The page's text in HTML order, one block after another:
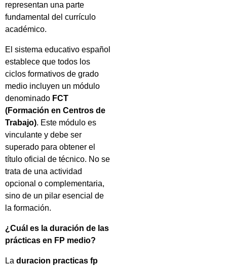
representan una parte
fundamental del currículo
académico.
El sistema educativo español
establece que todos los
ciclos formativos de grado
medio incluyen un módulo
denominado FCT
(Formación en Centros de
Trabajo). Este módulo es
vinculante y debe ser
superado para obtener el
título oficial de técnico. No se
trata de una actividad
opcional o complementaria,
sino de un pilar esencial de
la formación.
¿Cuál es la duración de las
prácticas en FP medio?
La duracion practicas fp